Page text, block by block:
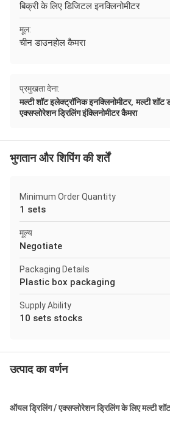
बिक्री के लिए डिजिटल इनक्लिनोमीटर
मूल:
चीन डाउनहोल कैमरा
प्रमुखता देना:
मल्टी शॉट इलेक्ट्रॉनिक इनक्लिनोमीटर,मल्टी शॉट
एक्सप्लोरेशन ड्रिलिंग इंक्लिनोमीटर कैमरा
भुगतान और शिपिंग की शर्तें
Minimum Order Quantity
1 sets
मूल्य
Negotiate
Packaging Details
Plastic box packaging
Supply Ability
10 sets stocks
उत्पाद का वर्णन
ऑयल ड्रिलिंग / एक्सप्लोरेशन ड्रिलिंग के लिए मल्टी